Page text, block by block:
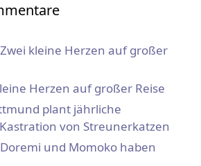
Zwei kleine Herzen auf großer
Herzen auf großer Reise
plant jährliche
von Streunerkatzen
Doremi und Momoko haben